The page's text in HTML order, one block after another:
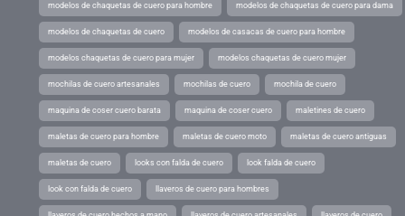
modelos de chaquetas de cuero para hombre modelos de chaquetas de cuero para dama
modelos de chaquetas de cuero modelos de casacas de cuero para hombre
modelos chaquetas de cuero para mujer modelos chaquetas de cuero mujer
mochilas de cuero artesanales mochilas de cuero mochila de cuero
maquina de coser cuero barata maquina de coser cuero maletines de cuero
maletas de cuero para hombre maletas de cuero moto maletas de cuero antiguas
maletas de cuero looks con falda de cuero look falda de cuero
look con falda de cuero llaveros de cuero para hombres